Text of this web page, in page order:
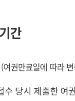
간
여권만료일에 따라
수 당시 제출한 여